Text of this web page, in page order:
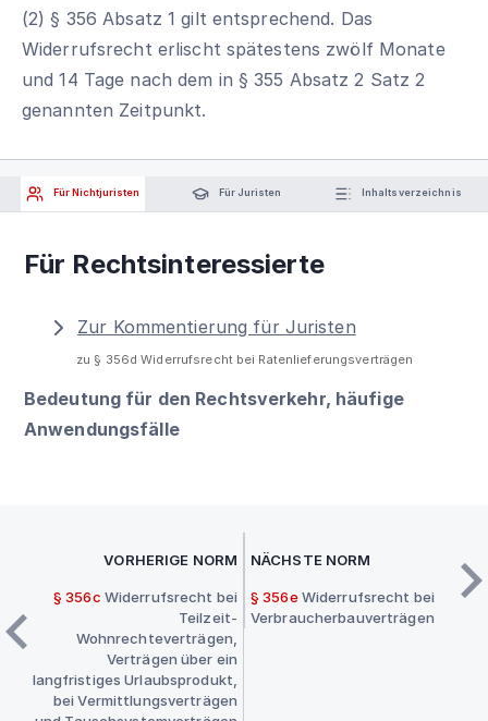
(2) § 356 Absatz 1 gilt entsprechend. Das
Widerrufsrecht erlischt spätestens zwölf Monate
und 14 Tage nach dem in § 355 Absatz 2 Satz 2
genannten Zeitpunkt.
Für Nichtjuristen Für Juristen Inhaltsverzeichnis
Für Rechtsinteressierte
Zur Kommentierung für Juristen
zu § 356d Widerrufsrecht bei Ratenlieferungsverträgen
Bedeutung für den Rechtsverkehr, häufige
Anwendungsfälle
VORHERIGE NORM
§ 356c Widerrufsrecht bei
Teilzeit-
Wohnrechteverträgen,
Verträgen über ein
langfristiges Urlaubsprodukt,
bei Vermittlungsverträgen
NÄCHSTE NORM
§ 356e Widerrufsrecht bei
Verbraucherbauverträgen